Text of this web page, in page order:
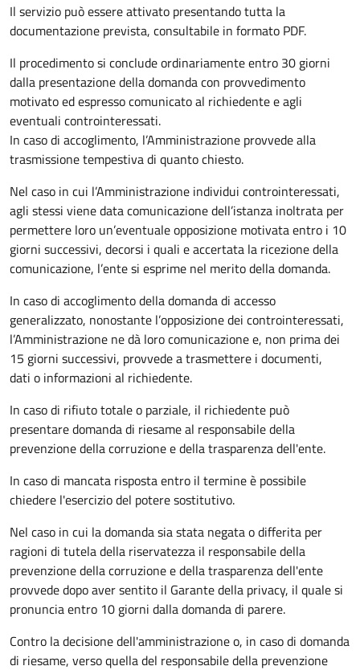
Il servizio può essere attivato presentando tutta la
documentazione prevista, consultabile in formato PDF.
Il procedimento si conclude ordinariamente entro 30 giorni
dalla presentazione della domanda con provvedimento
motivato ed espresso comunicato al richiedente e agli
eventuali controinteressati.
In caso di accoglimento, l’Amministrazione provvede alla
trasmissione tempestiva di quanto chiesto.
Nel caso in cui l’Amministrazione individui controinteressati,
agli stessi viene data comunicazione dell’istanza inoltrata per
permettere loro un’eventuale opposizione motivata entro i 10
giorni successivi, decorsi i quali e accertata la ricezione della
comunicazione, l’ente si esprime nel merito della domanda.
In caso di accoglimento della domanda di accesso
generalizzato, nonostante l’opposizione dei controinteressati,
l’Amministrazione ne dà loro comunicazione e, non prima dei
15 giorni successivi, provvede a trasmettere i documenti,
dati o informazioni al richiedente.
In caso di rifiuto totale o parziale, il richiedente può
presentare domanda di riesame al responsabile della
prevenzione della corruzione e della trasparenza dell'ente.
In caso di mancata risposta entro il termine è possibile
chiedere l'esercizio del potere sostitutivo.
Nel caso in cui la domanda sia stata negata o differita per
ragioni di tutela della riservatezza il responsabile della
prevenzione della corruzione e della trasparenza dell'ente
provvede dopo aver sentito il Garante della privacy, il quale si
pronuncia entro 10 giorni dalla domanda di parere.
Contro la decisione dell'amministrazione o, in caso di domanda
di riesame, verso quella del responsabile della prevenzione